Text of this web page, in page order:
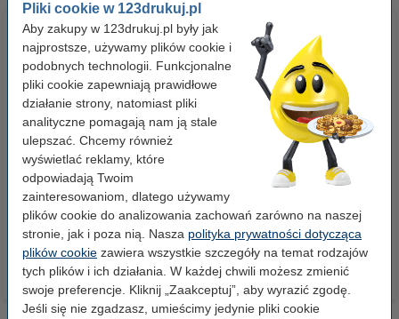
Pliki cookie w 123drukuj.pl
Aby zakupy w 123drukuj.pl były jak
najprostsze, używamy plików cookie i
podobnych technologii. Funkcjonalne
pliki cookie zapewniają prawidłowe
działanie strony, natomiast pliki
analityczne pomagają nam ją stale
ulepszać. Chcemy również
wyświetlać reklamy, które
odpowiadają Twoim
zainteresowaniom, dlatego używamy
plików cookie do analizowania zachowań zarówno na naszej
stronie, jak i poza nią. Nasza polityka prywatności dotycząca
plików cookie zawiera wszystkie szczegóły na temat rodzajów
tych plików i ich działania. W każdej chwili możesz zmienić
swoje preferencje. Kliknij „Zaakceptuj”, aby wyrazić zgodę.
Jeśli się nie zgadzasz, umieścimy jedynie pliki cookie
Papier ksero A4 80 g/m2 (500
szt.), 123drukuj
23,00 zł z VAT
Papier ksero A4 80 g/m2 (2500
szt.), 123drukuj (5 ryz)
110,00 zł z VAT